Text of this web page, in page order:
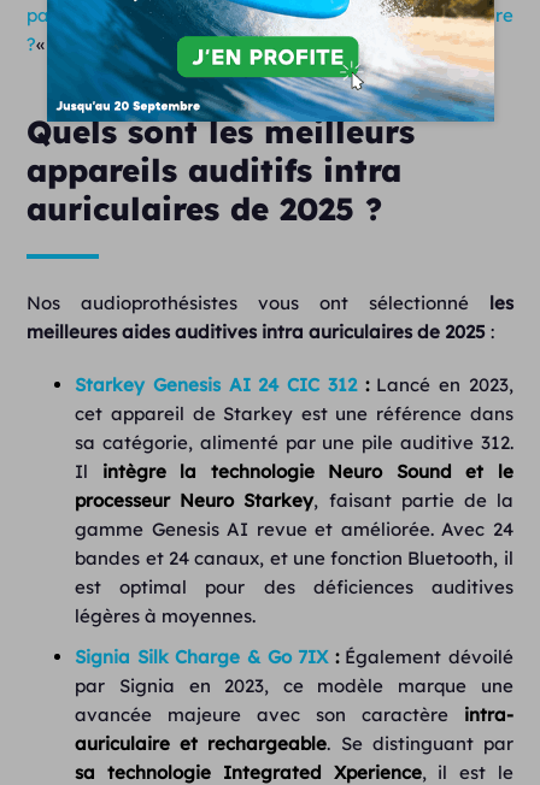
pare cérumen sur un appareil auditif intra auriculaire
?«
Quels sont les meilleurs
appareils auditifs intra
auriculaires de 2025 ?
Nos audioprothésistes vous ont sélectionné les
meilleures aides auditives intra auriculaires de 2025 :
Starkey Genesis AI 24 CIC 312:Lancé en 2023,
cet appareil de Starkey est une référence dans
sa catégorie, alimenté par une pile auditive 312.
Il intègre la technologie Neuro Sound et le
processeur Neuro Starkey, faisant partie de la
gamme Genesis AI revue et améliorée. Avec 24
bandes et 24 canaux, et une fonction Bluetooth, il
est optimal pour des déficiences auditives
légères à moyennes.
Signia Silk Charge & Go 7IX:Également dévoilé
par Signia en 2023, ce modèle marque une
avancée majeure avec son caractèreintra-
auriculaire et rechargeable. Se distinguant par
sa technologie Integrated Xperience, il est le